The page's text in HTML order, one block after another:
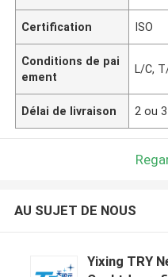
Certification ISO
Conditions de pai
ement
L/C,
Délai de livraison 2 ou
AU SUJET DE NOUS
Yixing TRY